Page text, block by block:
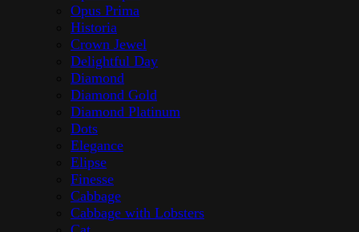
Opus Prima
Historia
Crown Jewel
Delightful Day
Diamond
Diamond Gold
Diamond Platinum
Dots
Elegance
Elipse
Finesse
Cabbage
Cabbage with Lobsters